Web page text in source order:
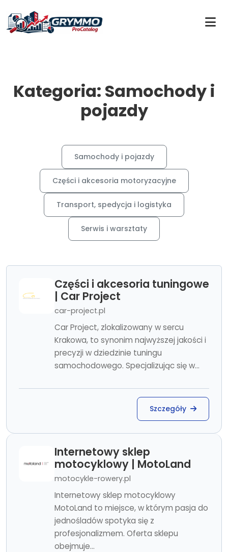
Kategoria: Samochody i
pojazdy
Samochody i pojazdy
Części i akcesoria motoryzacyjne
Transport, spedycja i logistyka
Serwis i warsztaty
Części i akcesoria tuningowe
| Car Project
car-project.pl
Car Project, zlokalizowany w sercu
Krakowa, to synonim najwyższej jakości i
precyzji w dziedzinie tuningu
samochodowego. Specjalizując się w...
Szczegóły
Internetowy sklep
motocyklowy | MotoLand
motocykle-rowery.pl
Internetowy sklep motocyklowy
MotoLand to miejsce, w którym pasja do
jednośladów spotyka się z
profesjonalizmem. Oferta sklepu
obejmuje...